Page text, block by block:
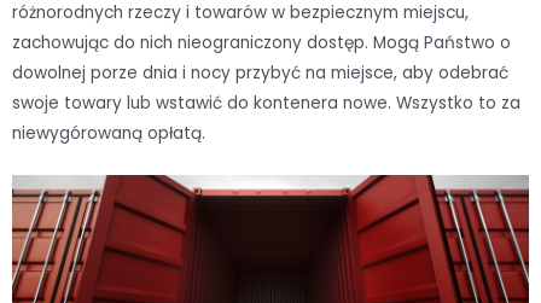
różnorodnych rzeczy i towarów w bezpiecznym miejscu,
zachowując do nich nieograniczony dostęp. Mogą Państwo o
dowolnej porze dnia i nocy przybyć na miejsce, aby odebrać
swoje towary lub wstawić do kontenera nowe. Wszystko to za
niewygórowaną opłatą.